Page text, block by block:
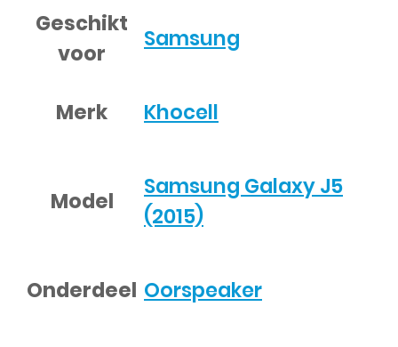
Geschikt
voor
Samsung
Merk Khocell
Model
Samsung Galaxy J5
(2015)
Onderdeel Oorspeaker